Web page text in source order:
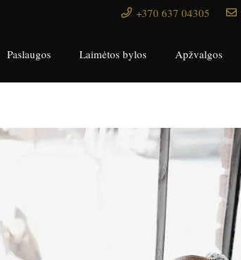
+370 637 04305
Paslaugos Laimėtos bylos Apžvalgos